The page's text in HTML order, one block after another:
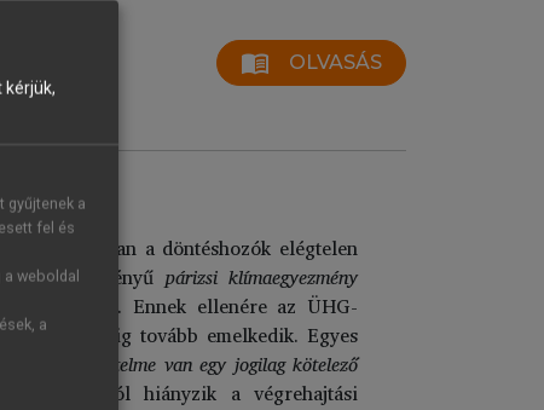
menu_book OLVASÁS
azonban a döntéshozók elégtelen
érvényű párizsi klímaegyezmény
képest. Ennek ellenére az ÜHG-
2050-re pedig tovább emelkedik. Egyes
Mi értelme van egy jogilag kötelező
hiányzik a végrehajtási
gyűjtenek a
fel és
a weboldal
a